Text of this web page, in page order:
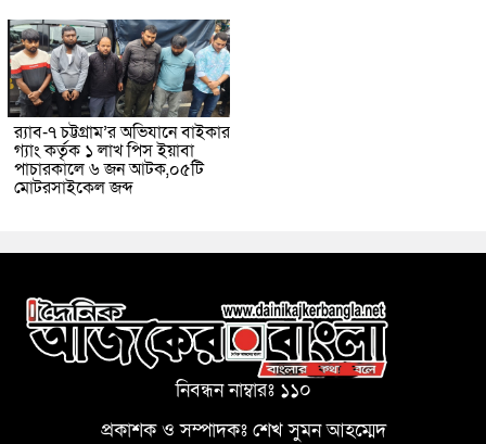
র‌্যাব-৭ চট্টগ্রাম’র অভিযানে বাইকার
গ্যাং কর্তৃক ১ লাখ পিস ইয়াবা
পাচারকালে ৬ জন আটক,০৫টি
মোটরসাইকেল জব্দ
নিবন্ধন নাম্বারঃ ১১০
প্রকাশক ও সম্পাদকঃ শেখ সুমন আহম্মেদ